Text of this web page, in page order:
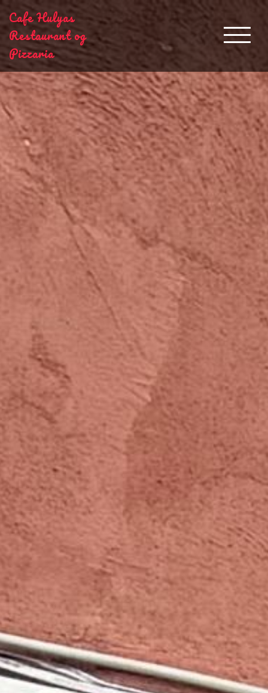
Cafe Hulyas
Restaurant og
Pizzaria